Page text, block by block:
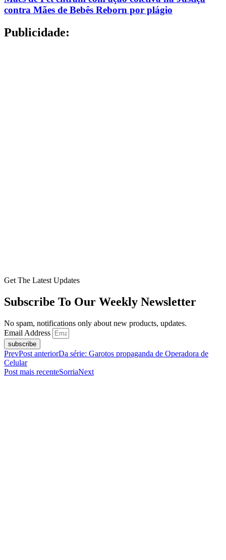
contra Mães de Bebês Reborn por plágio
Publicidade:
Get The Latest Updates
Subscribe To Our Weekly Newsletter
No spam, notifications only about new products, updates.
Email Address
subscribe
PrevPost anteriorDa série: Garotos propaganda de Operadora de
Celular
Post mais recenteSorriaNext